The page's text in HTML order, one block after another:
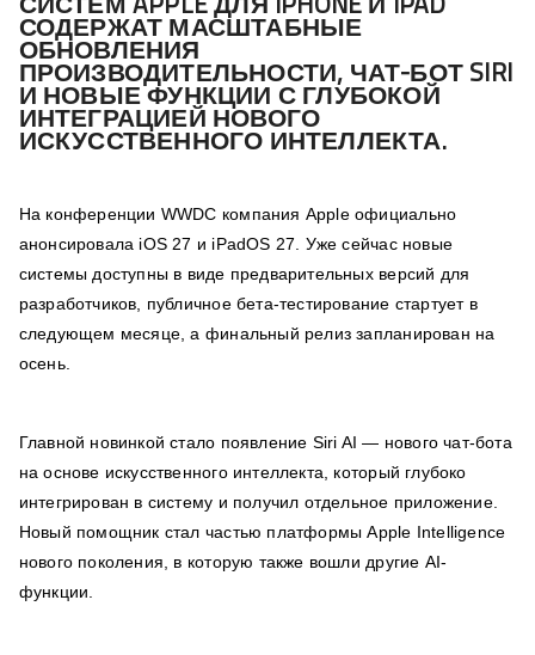
СОДЕРЖАТ МАСШТАБНЫЕ
ОБНОВЛЕНИЯ
ПРОИЗВОДИТЕЛЬНОСТИ, ЧАТ-БОТ SIRI
И НОВЫЕ ФУНКЦИИ С ГЛУБОКОЙ
ИНТЕГРАЦИЕЙ НОВОГО
ИСКУССТВЕННОГО ИНТЕЛЛЕКТА.
На конференции WWDC компания Apple официально
анонсировала iOS 27 и iPadOS 27. Уже сейчас новые
системы доступны в виде предварительных версий для
разработчиков, публичное бета-тестирование стартует в
следующем месяце, а финальный релиз запланирован на
осень.
Главной новинкой стало появление Siri AI — нового чат-бота
на основе искусственного интеллекта, который глубоко
интегрирован в систему и получил отдельное приложение.
Новый помощник стал частью платформы Apple Intelligence
нового поколения, в которую также вошли другие AI-
функции.